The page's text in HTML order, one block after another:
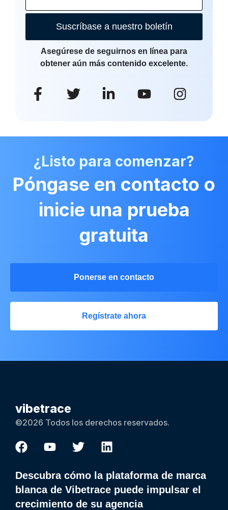
Suscríbase a nuestro boletín
Asegúrese de seguirnos en línea para
obtener aún más contenido excelente.
¿Listo para comenzar?
Póngase en contacto o
inicie una prueba
gratuita
Ponerse en contacto
Regístrate ahora
vibetrace
©2026 Todos los derechos reservados.
Descubra cómo la plataforma de marca
blanca de Vibetrace puede impulsar el
crecimiento de su agencia